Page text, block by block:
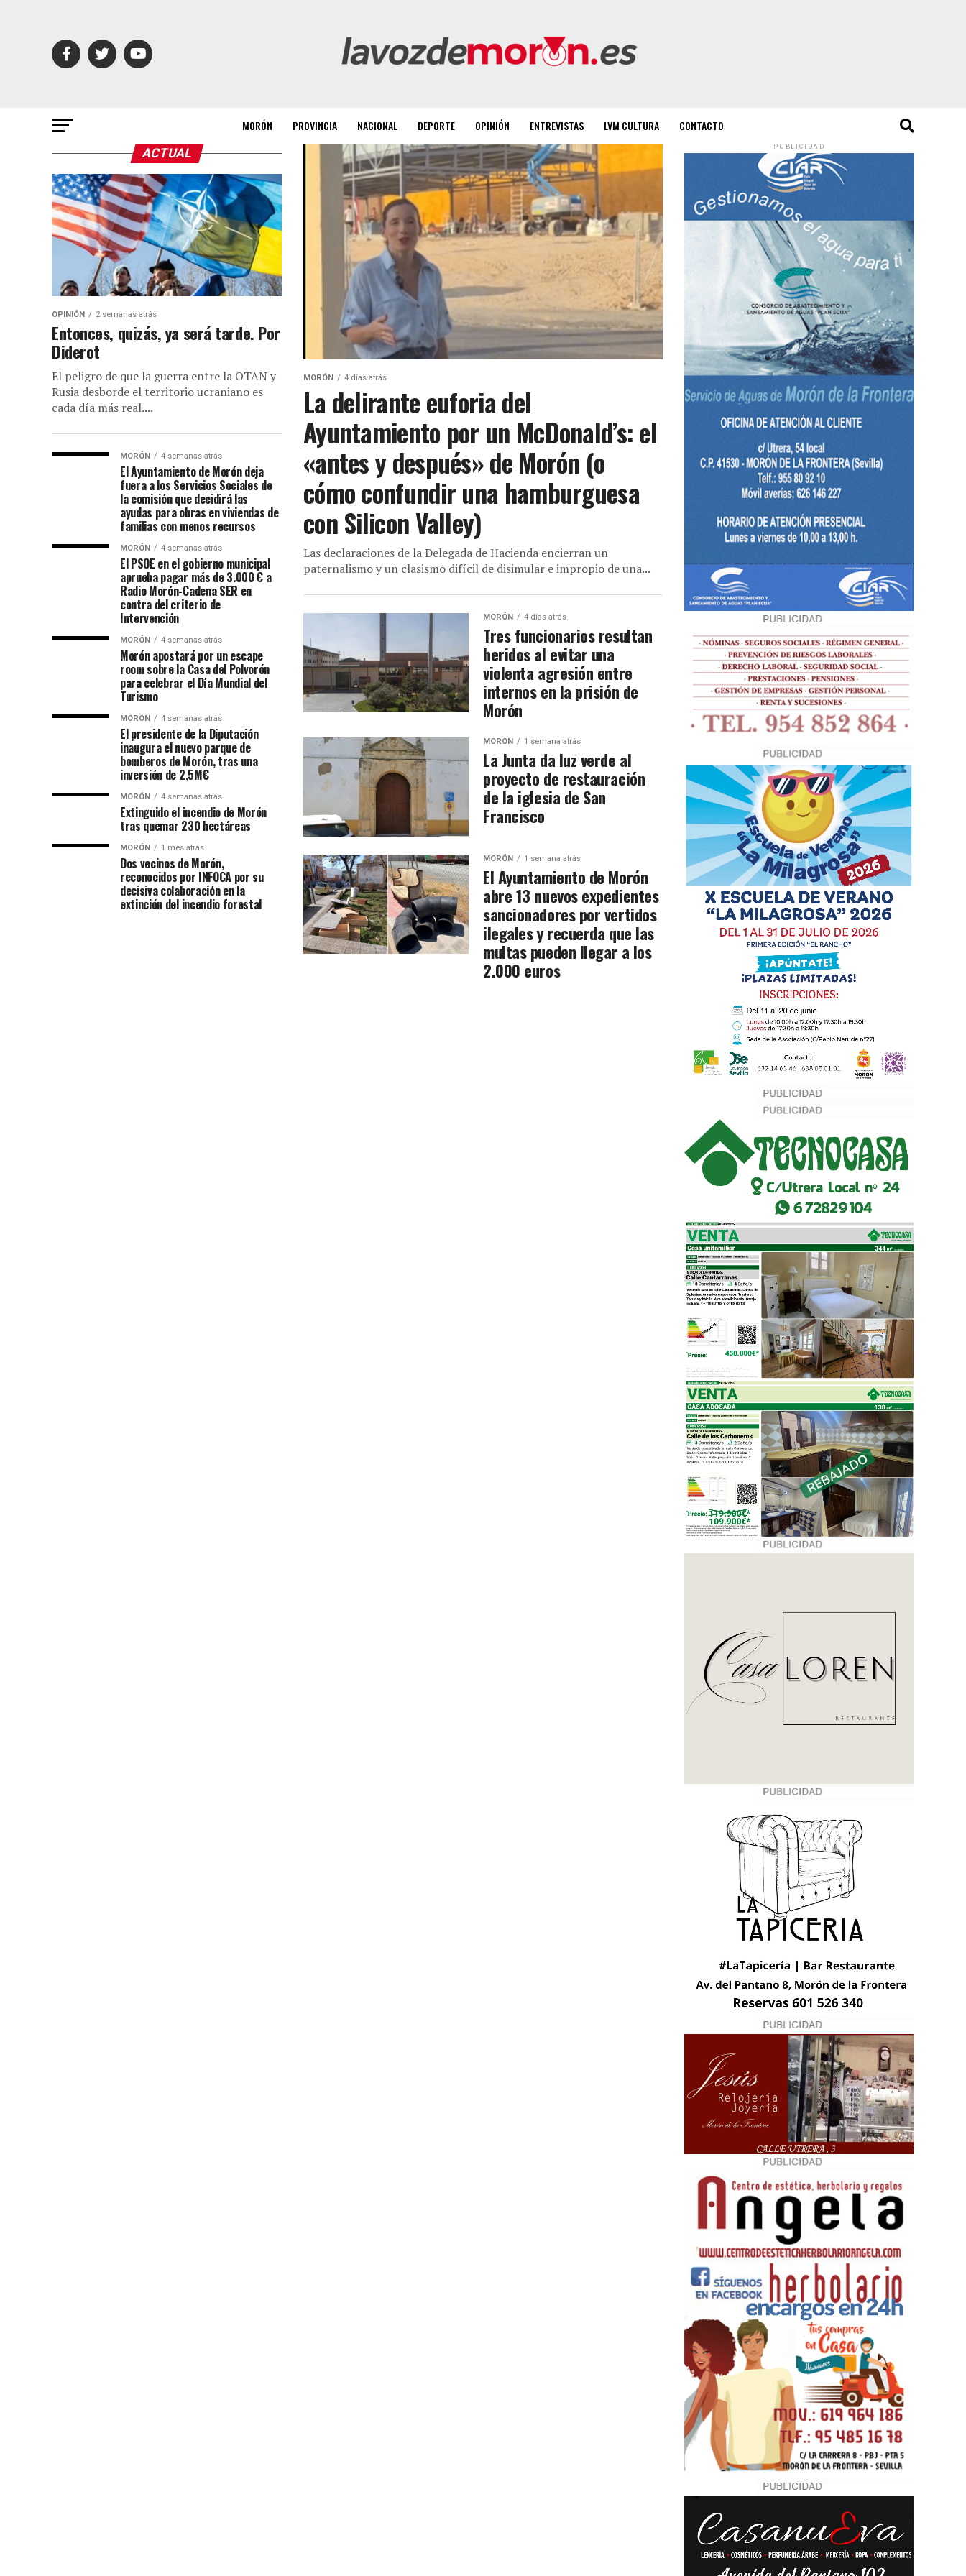
MORÓN PROVINCIA NACIONAL DEPORTE OPINIÓN ENTREVISTAS LVM CULTURA CONTACTO
MORÓN 4 días atrás
La delirante euforia del
Ayuntamiento por un McDonald’s: el
«antes y después» de Morón (o
cómo confundir una hamburguesa
con Silicon Valley)
Las declaraciones de la Delegada de Hacienda encierran un
paternalismo y un clasismo difícil de disimular e impropio de una...
MORÓN 4 días atrás
Tres funcionarios resultan
heridos al evitar una
violenta agresión entre
internos en la prisión de
Morón
MORÓN 1 semana atrás
La Junta da luz verde al
proyecto de restauración
de la iglesia de San
Francisco
MORÓN 1 semana atrás
El Ayuntamiento de Morón
abre 13 nuevos expedientes
sancionadores por vertidos
ilegales y recuerda que las
multas pueden llegar a los
2.000 euros
ACTUAL
OPINIÓN 2 semanas atrás
Entonces, quizás, ya será tarde. Por
Diderot
El peligro de que la guerra entre la OTAN y
Rusia desborde el territorio ucraniano es
cada día más real....
MORÓN 4 semanas atrás
El Ayuntamiento de Morón deja
fuera a los Servicios Sociales de
la comisión que decidirá las
ayudas para obras en viviendas de
familias con menos recursos
MORÓN 4 semanas atrás
El PSOE en el gobierno municipal
aprueba pagar más de 3.000 € a
Radio Morón-Cadena SER en
contra del criterio de
Intervención
MORÓN 4 semanas atrás
Morón apostará por un escape
room sobre la Casa del Polvorón
para celebrar el Día Mundial del
Turismo
MORÓN 4 semanas atrás
El presidente de la Diputación
inaugura el nuevo parque de
bomberos de Morón, tras una
inversión de 2,5M€
MORÓN 4 semanas atrás
Extinguido el incendio de Morón
tras quemar 230 hectáreas
MORÓN 1 mes atrás
Dos vecinos de Morón,
reconocidos por INFOCA por su
decisiva colaboración en la
extinción del incendio forestal
PUBLICIDAD